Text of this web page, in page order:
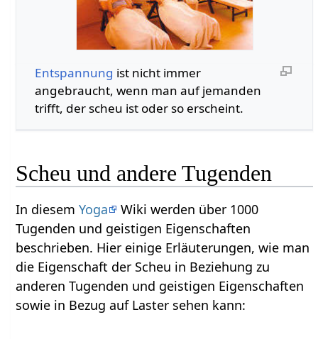
Entspannung ist nicht immer
angebraucht, wenn man auf jemanden
trifft, der scheu ist oder so erscheint.
Scheu und andere Tugenden
In diesemYoga
Wiki werden über 1000
Tugenden und geistigen Eigenschaften
beschrieben. Hier einige Erläuterungen, wie man
die Eigenschaft der Scheu in Beziehung zu
anderen Tugenden und geistigen Eigenschaften
sowie in Bezug auf Laster sehen kann: